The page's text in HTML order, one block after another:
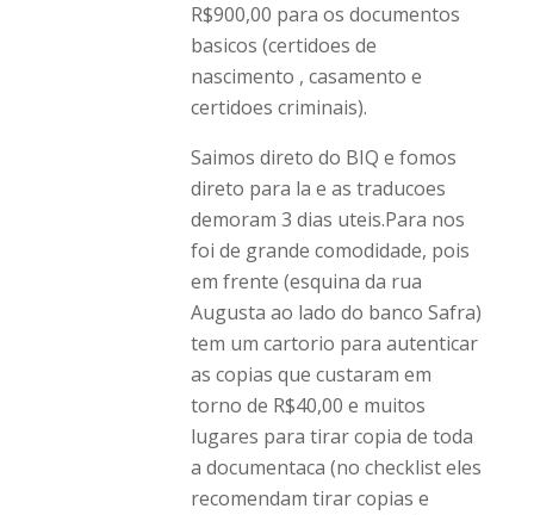
R$900,00 para os documentos
basicos (certidoes de
nascimento , casamento e
certidoes criminais).
Saimos direto do BIQ e fomos
direto para la e as traducoes
demoram 3 dias uteis.Para nos
foi de grande comodidade, pois
em frente (esquina da rua
Augusta ao lado do banco Safra)
tem um cartorio para autenticar
as copias que custaram em
torno de R$40,00 e muitos
lugares para tirar copia de toda
a documentaca (no checklist eles
recomendam tirar copias e